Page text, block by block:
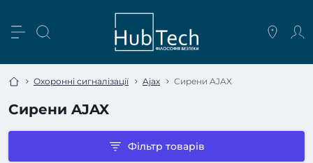
Охоронні сигналізації Ajax Сирени AJAX
Сирени AJAX
Фільтр товарів